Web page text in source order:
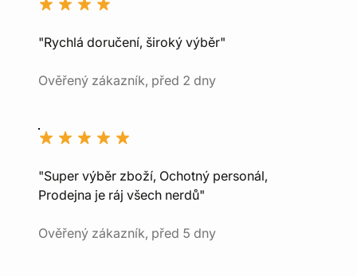
"Rychlá doručení, široký výběr"
Ověřený zákazník, před 2 dny
"Super výběr zboží, Ochotný personál,
Prodejna je ráj všech nerdů"
Ověřený zákazník, před 5 dny